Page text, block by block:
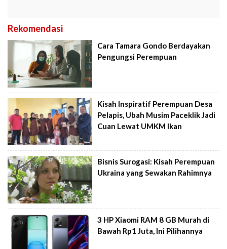
Rekomendasi
Cara Tamara Gondo Berdayakan
Pengungsi Perempuan
Kisah Inspiratif Perempuan Desa
Pelapis, Ubah Musim Paceklik Jadi
Cuan Lewat UMKM Ikan
Bisnis Surogasi: Kisah Perempuan
Ukraina yang Sewakan Rahimnya
3 HP Xiaomi RAM 8 GB Murah di
Bawah Rp1 Juta, Ini Pilihannya